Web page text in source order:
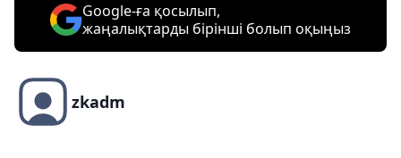
Google-ға қосылып,
жаңалықтарды бірінші болып оқыңыз
zkadm